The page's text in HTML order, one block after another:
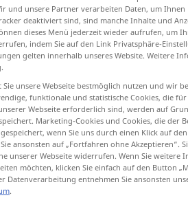
terminology
und unsere Partner verarbeiten Daten, um Ihnen
deaktiviert sind, sind manche Inhalte und
dieses Menü jederzeit wieder aufrufen, um
indem Sie auf den Link Privatsphäre-
gelten innerhalb unseres Website. Weitere
unsere Webseite bestmöglich nutzen und wir
funktionale und statistische Cookies, die
Webseite erforderlich sind, werden auf
Marketing-Cookies und Cookies, die der
wenn Sie uns durch einen Klick auf
ansonsten auf „Fortfahren ohne Akzeptieren“.
unserer Webseite widerrufen. Wenn Sie weitere
möchten, klicken Sie einfach auf den Button
Datenverarbeitung entnehmen Sie ansonsten
.